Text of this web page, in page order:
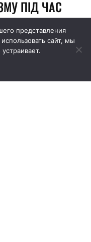
представления
сайт, мы